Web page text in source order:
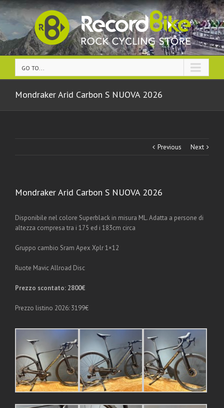
GO TO...
Mondraker Arid Carbon S NUOVA 2026
Previous Next
Mondraker Arid Carbon S NUOVA 2026
Disponibile nel colore Superblack in misura ML. Adatta a persone di
altezza compresa tra i 175 ed i 183cm circa
Gruppo cambio Sram Apex Xplr 1×12
Ruote Mavic Allroad Disc
Prezzo scontato: 2800€
Prezzo listino 2026: 3199€